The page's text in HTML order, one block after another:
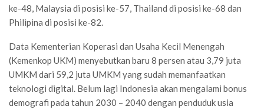
ke-48, Malaysia di posisi ke-57, Thailand di posisi ke-68 dan
Philipina di posisi ke-82.
Data Kementerian Koperasi dan Usaha Kecil Menengah
(Kemenkop UKM) menyebutkan baru 8 persen atau 3,79 juta
UMKM dari 59,2 juta UMKM yang sudah memanfaatkan
teknologi digital. Belum lagi Indonesia akan mengalami bonus
demografi pada tahun 2030 – 2040 dengan penduduk usia